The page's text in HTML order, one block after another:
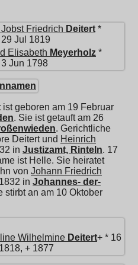
Friedrich Deitert *
Jul 1819
Elisabeth Meyerholz *
Jun 1798
ist geboren am 19 Februar
. Sie ist getauft am 26
. Gerichtliche
Deitert und Heinrich
in Justizamt, Rinteln. 17
ist Helle. Sie heiratet
von Johann Friedrich
in Johannes- der-
stirbt an am 10 Oktober
Wilhelmine Deitert+ * 16
+ 1877